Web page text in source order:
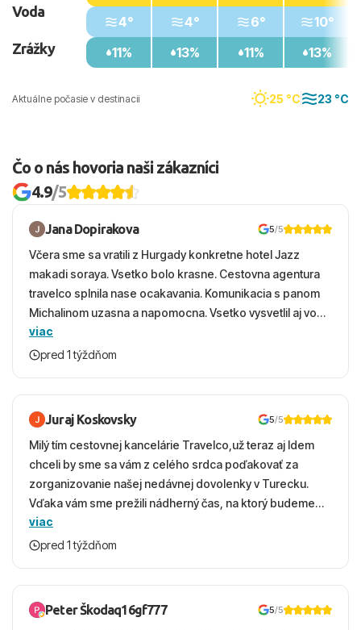
Aktuálne počasie v destinacii 25 °C 23 °C
Voda
Zrážky
4°
11%
4°
13%
6°
11%
10°
13%
Čo o nás hovoria naši zákazníci
4.9/5
Jana Dopirakova 5/5
Včera sme sa vratili z Hurgady konkretne hotel Jazz
makadi soraya. Vsetko bolo krasne. Cestovna agentura
travelco splnila nase ocakavania. Komunikacia s panom
Michalinom uzasna a napomocna. Vsetko vysvetlil aj vo
vecernych hodinach zaco sa ospravedlnujem. Hotel
krasny, cisty. Sluzby top. Strava, prostredie, more,
viac
pred 1 týždňom
Juraj Koskovsky 5/5
Milý tím cestovnej kancelárie Travelco,už teraz aj Idem
chceli by sme sa vám z celého srdca poďakovať za
zorganizovanie našej nedávnej dovolenky v Turecku.
Vďaka vám sme prežili nádherný čas, na ktorý budeme
ešte dlho s úsmevom spomínať. ​Všetko prebehlo
absolútne hladko – od prvotného výberu zájazdu, cez
bola to trefa do čierneho! ​Čo nás dostalo najviac: ​Skvelé
služby a personál: Vždy usmievaví, ochotní a starostliví
viac
pred 1 týždňom
Peter Škodaq16gf777 5/5